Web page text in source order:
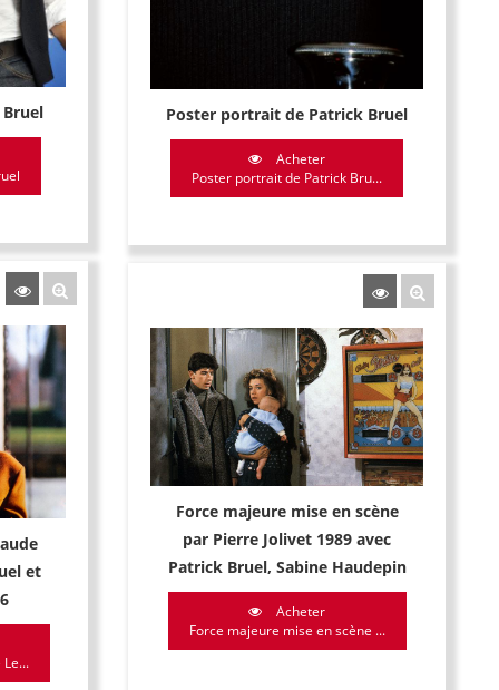
Poster portrait de Patrick Bruel
Acheter
Poster portrait de Patrick Bru...
et
Force majeure mise en scène
par Pierre Jolivet 1989 avec
Patrick Bruel, Sabine Haudepin
Acheter
Force majeure mise en scène ...